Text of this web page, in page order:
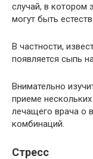
случай, в
могут быть
В частности,
появляется сыпь
Внимательно
приеме
лечащего врача о
комбинаций.
Стресс